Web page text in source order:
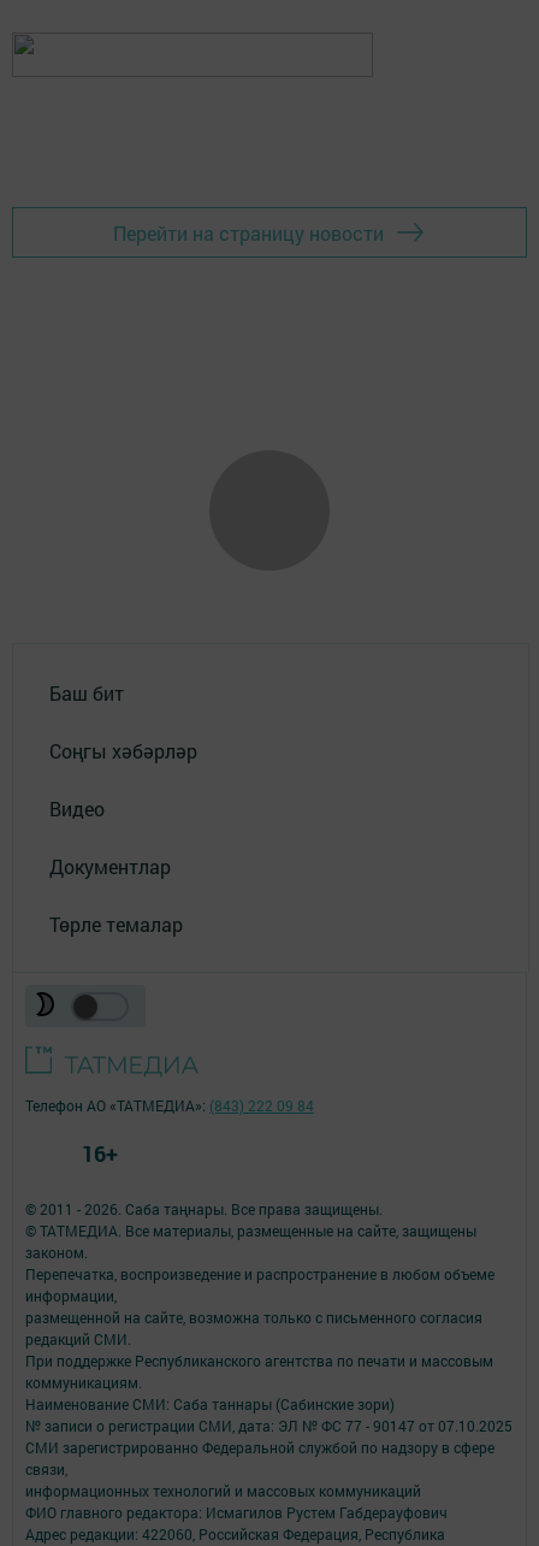
Перейти на страницу новости
Баш бит
Соңгы хәбәрләр
Видео
Документлар
Төрле темалар
© 2011 - 2026. Саба таңнары. Все права защищены.
© ТАТМЕДИА. Все материалы, размещенные на сайте, защищены
законом.
Перепечатка, воспроизведение и распространение в любом объеме
информации,
размещенной на сайте, возможна только с письменного согласия
редакций СМИ.
При поддержке Республиканского агентства по печати и массовым
коммуникациям.
Наименование СМИ: Саба таннары (Сабинские зори)
№ записи о регистрации СМИ, дата: ЭЛ № ФС 77 - 90147 от 07.10.2025
СМИ зарегистрированно Федеральной службой по надзору в сфере
связи,
информационных технологий и массовых коммуникаций
ФИО главного редактора: Исмагилов Рустем Габдерауфович
Адрес редакции: 422060, Российская Федерация, Республика
Телефон АО «ТАТМЕДИА»: (843) 222 09 84
16+